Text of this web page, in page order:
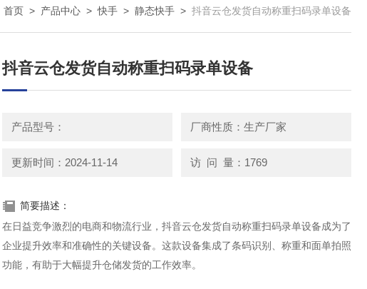
首页 > 产品中心 >快手 > 静态快手 > 抖音云仓发货自动称重扫码录单设备
抖音云仓发货自动称重扫码录单设备
产品型号： 厂商性质：生产厂家
更新时间：2024-11-14 访 问 量：1769
简要描述：
在日益竞争激烈的电商和物流行业，抖音云仓发货自动称重扫码录单设备成为了
企业提升效率和准确性的关键设备。这款设备集成了条码识别、称重和面单拍照
功能，有助于大幅提升仓储发货的工作效率。